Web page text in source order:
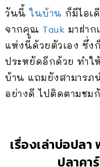
วันนี้ในบ้าน ก็มีไอเ
จากคุณ Tauk มาฝา
แห่งนี้ด้วยตัวเอง ซึ่ง
ประหยัดอีกด้วย ทำใ
บ้าน แถมยังสามารภ
อย่างดี ไปติดตามชม
เรื่องเล่าบ่อปล
ปลาคา